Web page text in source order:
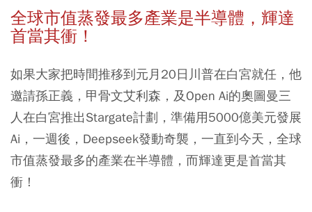
全球市值蒸發最多產業是半導體，輝達
首當其衝！
如果大家把時間推移到元月20日川普在白宮就任，他
邀請孫正義，甲骨文艾利森，及Open Ai的奧圖曼三
人在白宮推出Stargate計劃，準備用5000億美元發展
Ai，一週後，Deepseek發動奇襲，一直到今天，全球
市值蒸發最多的產業在半導體，而輝達更是首當其
衝！